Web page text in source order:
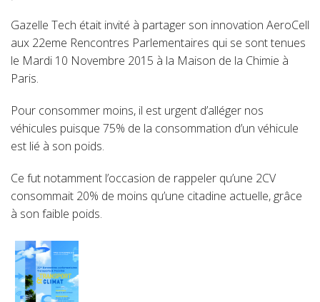
Gazelle Tech était invité à partager son innovation AeroCell
aux 22eme Rencontres Parlementaires qui se sont tenues
le Mardi 10 Novembre 2015 à la Maison de la Chimie à
Paris.
Pour consommer moins, il est urgent d’alléger nos
véhicules puisque 75% de la consommation d’un véhicule
est lié à son poids.
Ce fut notamment l’occasion de rappeler qu’une 2CV
consommait 20% de moins qu’une citadine actuelle, grâce
à son faible poids.